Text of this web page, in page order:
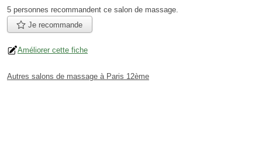
5 personnes recommandent ce salon de massage.
Je recommande
Améliorer cette fiche
Autres salons de massage à Paris 12ème